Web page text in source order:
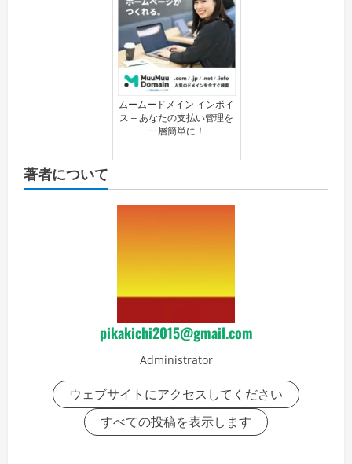
ムームードメイン インボイ
ス – あなたの支払い管理を
一層簡単に！
著者について
pikakichi2015@gmail.com
Administrator
ウェブサイトにアクセスしてください
すべての投稿を表示します